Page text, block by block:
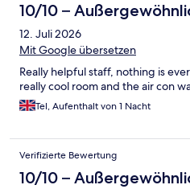
10/10 –
12. Juli 2026
Mit Google übersetzen
Really helpful staff, nothing is
really cool room and the air con
Tel, Aufenthalt von 1 Nacht
Verifizierte Bewertung
10/10 –